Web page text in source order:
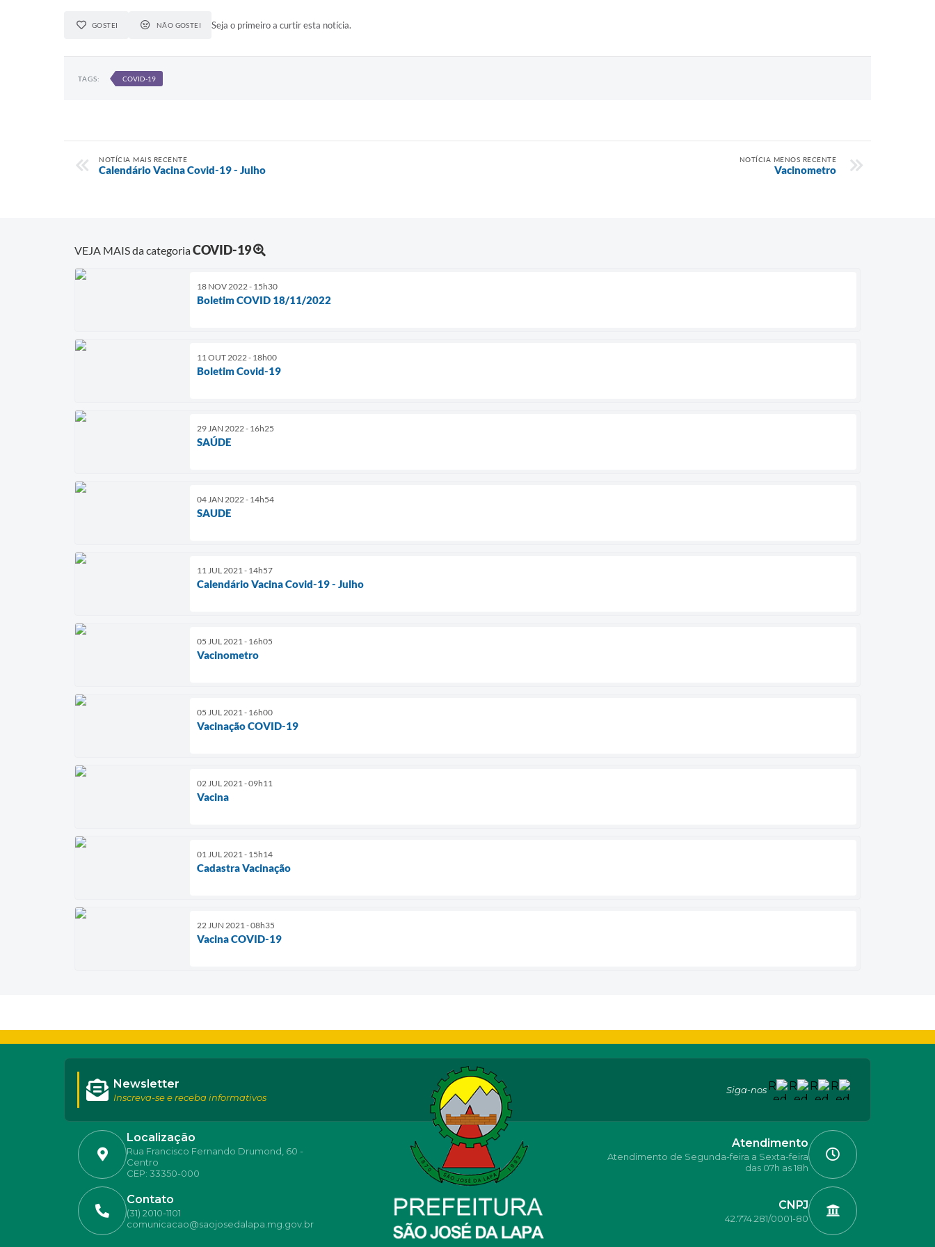
GOSTEI NÃO GOSTEI Seja o primeiro a curtir esta notícia.
TAGS: COVID-19
NOTÍCIA MAIS RECENTE
Calendário Vacina Covid-19 - Julho
NOTÍCIA MENOS RECENTE
Vacinometro
VEJA MAIS da categoriaCOVID-19
18 NOV 2022 - 15h30
Boletim COVID 18/11/2022
11 OUT 2022 - 18h00
Boletim Covid-19
29 JAN 2022 - 16h25
SAÚDE
04 JAN 2022 - 14h54
SAUDE
11 JUL 2021 - 14h57
Calendário Vacina Covid-19 - Julho
05 JUL 2021 - 16h05
Vacinometro
05 JUL 2021 - 16h00
Vacinação COVID-19
02 JUL 2021 - 09h11
Vacina
01 JUL 2021 - 15h14
Cadastra Vacinação
22 JUN 2021 - 08h35
Vacina COVID-19
Siga-nos
Localização
Rua Francisco Fernando Drumond, 60 -
Centro
CEP: 33350-000
Contato
(31) 2010-1101
comunicacao@saojosedalapa.mg.gov.br
Atendimento
Atendimento de Segunda-feira a Sexta-feira
das 07h as 18h
CNPJ
42.774.281/0001-80
Newsletter
Inscreva-se e receba informativos